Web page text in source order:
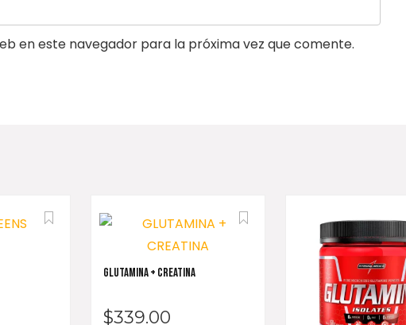
en este navegador para la próxima vez que comente.
GLUTAMINA + CREATINA
$339.00